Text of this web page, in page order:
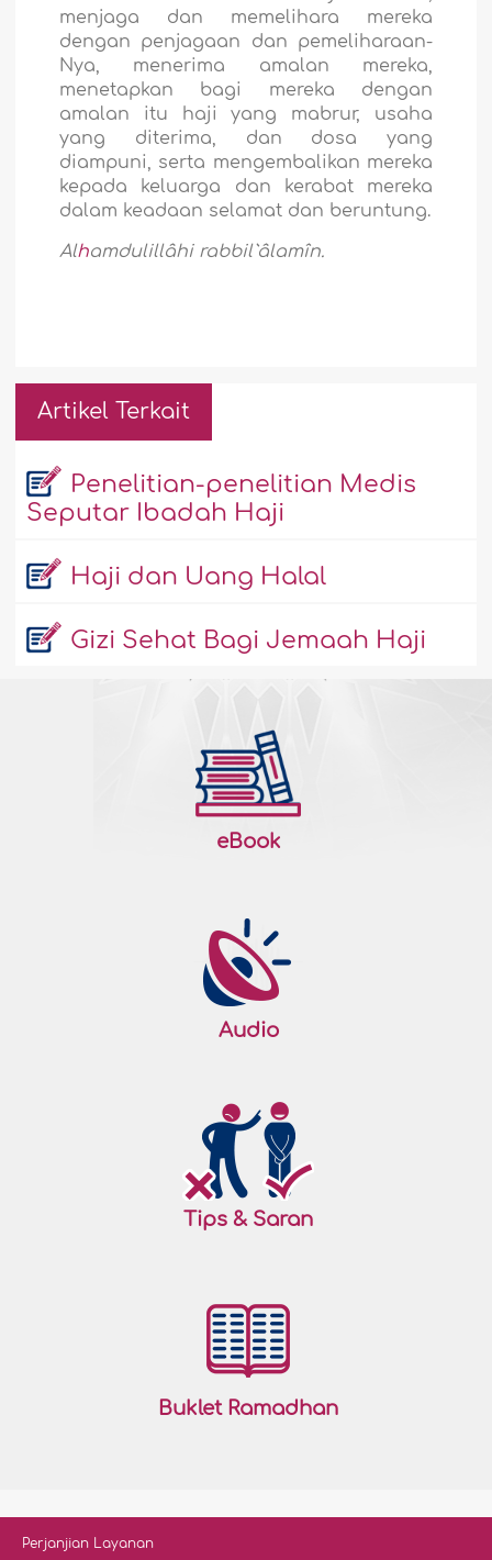
menjaga dan memelihara mereka
dengan penjagaan dan pemeliharaan-
Nya, menerima amalan mereka,
menetapkan bagi mereka dengan
amalan itu haji yang mabrur, usaha
yang diterima, dan dosa yang
diampuni, serta mengembalikan mereka
kepada keluarga dan kerabat mereka
dalam keadaan selamat dan beruntung.
Alhamdulillâhi rabbil`âlamîn.
Artikel Terkait
Penelitian-penelitian Medis
Seputar Ibadah Haji
Haji dan Uang Halal
Gizi Sehat Bagi Jemaah Haji
eBook
Audio
Tips & Saran
Buklet Ramadhan
Perjanjian Layanan